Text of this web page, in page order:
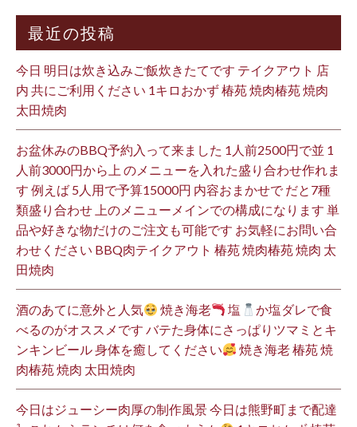
最近の投稿
今日 明日は炊き込みご飯炊きたてです テイクアウト 店
内 共にご利用ください 1キロおかず 椿苑 焼肉椿苑 焼肉
太田焼肉
お盆休みのBBQ予約入って来ました 1人前2500円で並 1
人前3000円から上 のメニューを入れた盛り合わせ作れま
す 例えば 5人用で予算15000円 内容おまかせで だと7種
類盛り合わせ 上のメニューメインでの構成になります 単
品や好きな物だけのご注文も可能です お気軽にお問い合
わせください BBQ肉テイクアウト 椿苑 焼肉椿苑 焼肉 太
田焼肉
酒のあてに意外と人気 焼き海老 塩
か塩ダレで食
べるのがオススメです バテた身体にさっぱりツマミとキ
ンキンビール 身体を癒してください
焼き海老 椿苑 焼
肉椿苑 焼肉 太田焼肉
今日はジューシー肉厚の制作風景 今日は熊野町まで配達